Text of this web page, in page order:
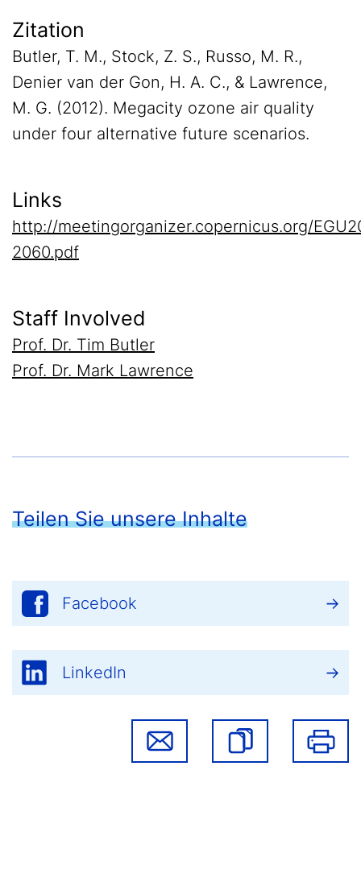
Zitation
Butler, T. M., Stock, Z. S., Russo, M. R.,
Denier van der Gon, H. A. C., & Lawrence,
M. G. (2012). Megacity ozone air quality
under four alternative future scenarios.
Links
http://meetingorganizer.copernicus.org/
2060.pdf
Staff Involved
Prof. Dr. Tim Butler
Prof. Dr. Mark Lawrence
Teilen Sie unsere Inhalte
Facebook
LinkedIn